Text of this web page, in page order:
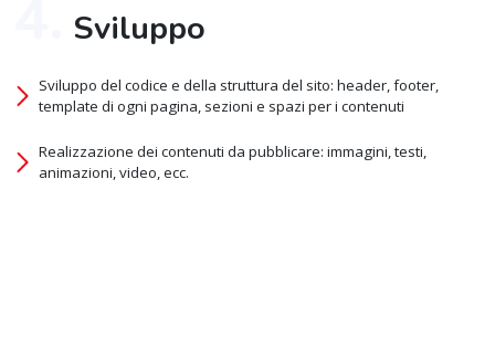
Sviluppo
Sviluppo del codice e della struttura del sito: header, footer,
template di ogni pagina, sezioni e spazi per i contenuti
Realizzazione dei contenuti da pubblicare: immagini, testi,
animazioni, video, ecc.